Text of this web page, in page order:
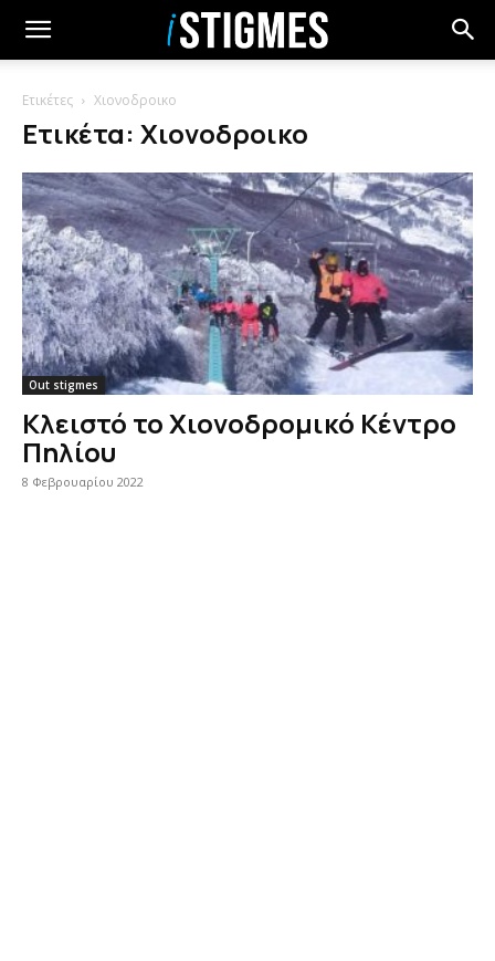
Ετικέτες Χιονοδροικο
Ετικέτα: Χιονοδροικο
Out stigmes
Κλειστό το Χιονοδρομικό Κέντρο
Πηλίου
8 Φεβρουαρίου 2022